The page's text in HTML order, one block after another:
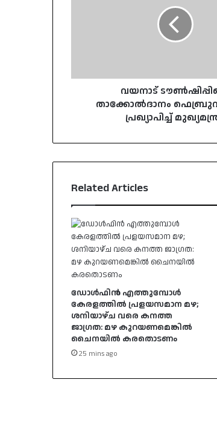
വയനാട്
താക്കോൽദാനം
പ്രഖ്യാപിച്ച്
Related Articles
ഡോൾഫിൻ എത്തുമ്പോൾ
കേരളത്തിൽ പ്രളയസമാന മഴ;
ശനിയാഴ്ച വരെ കനത്ത
ജാഗ്രത: മഴ കുറയണമെങ്കിൽ
ചൈനയിൽ കരതൊടണം
25 mins ago